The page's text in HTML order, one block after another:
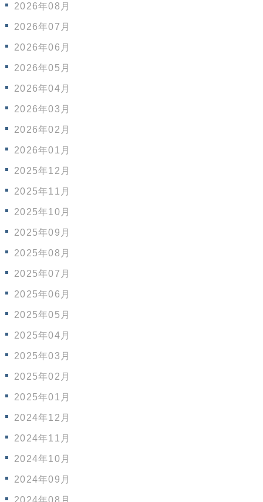
2026年08月
2026年07月
2026年06月
2026年05月
2026年04月
2026年03月
2026年02月
2026年01月
2025年12月
2025年11月
2025年10月
2025年09月
2025年08月
2025年07月
2025年06月
2025年05月
2025年04月
2025年03月
2025年02月
2025年01月
2024年12月
2024年11月
2024年10月
2024年09月
2024年08月